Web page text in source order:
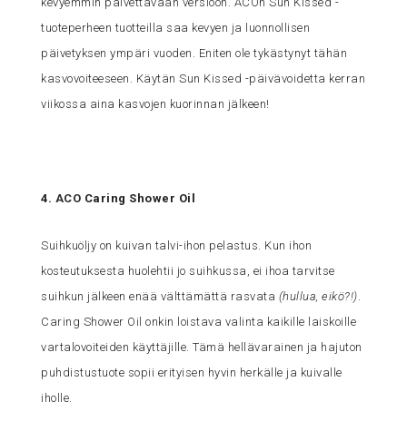
tuoteperheen tuotteilla saa kevyen ja luonnollisen
päivetyksen ympäri vuoden. Eniten ole tykästynyt tähän
kasvovoiteeseen. Käytän Sun Kissed -päivävoidetta kerran
viikossa aina kasvojen kuorinnan jälkeen!
4. ACO Caring Shower Oil
Suihkuöljy on kuivan talvi-ihon pelastus. Kun ihon
kosteutuksesta huolehtii jo suihkussa, ei ihoa tarvitse
suihkun jälkeen enää välttämättä rasvata (hullua, eikö?!)
Caring Shower Oil onkin loistava valinta kaikille laiskoille
vartalovoiteiden käyttäjille. Tämä hellävarainen ja hajuton
puhdistustuote sopii erityisen hyvin herkälle ja kuivalle
iholle.